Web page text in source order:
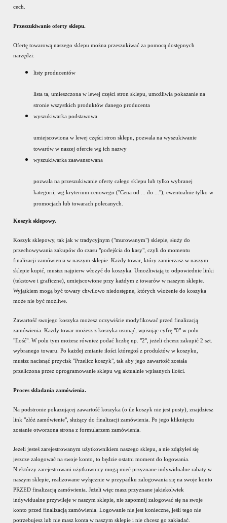
cech.
Przeszukiwanie oferty sklepu.
Ofertę towarową naszego sklepu można przeszukiwać za pomocą dostępnych
narzędzi:
listy producentów
lista ta, umieszczona w lewej części stron sklepu, umożliwia pokazanie na
stronie wszystkich produktów danego producenta
wyszukiwarka podstawowa
umiejscowiona w lewej części stron sklepu, pozwala na wyszukiwanie
towarów w naszej ofercie wg ich nazwy
wyszukiwarka zaawansowana
pozwala na przeszukiwanie oferty całego sklepu lub tylko wybranej
kategorii, wg kryterium cenowego ("Cena od ... do ..."), ewentualnie tylko w
promocjach lub towarach polecanych.
Koszyk sklepowy.
Koszyk sklepowy, tak jak w tradycyjnym ("murowanym") sklepie, służy do
przechowywania zakupów do czasu "podejścia do kasy", czyli do momentu
finalizacji zamówienia w naszym sklepie. Każdy towar, który zamierzasz w naszym
sklepie kupić, musisz najpierw włożyć do koszyka. Umożliwiają to odpowiednie linki
(tekstowe i graficzne), umiejscowione przy każdym z towarów w naszym sklepie.
Wyjątkiem mogą być towary chwilowo niedostępne, których włożenie do koszyka
może nie być możliwe.
Zawartość swojego koszyka możesz oczywiście modyfikować przed finalizacją
zamówienia. Każdy towar możesz z koszyka usunąć, wpisując cyfrę "0" w polu
"Ilość". W polu tym możesz również podać liczbę np. "2", jeżeli chcesz zakupić 2 szt.
wybranego towaru. Po każdej zmianie ilości któregoś z produktów w koszyku,
musisz nacisnąć przycisk "Przelicz koszyk", tak aby jego zawartość została
przeliczona przez oprogramowanie sklepu wg aktualnie wpisanych ilości.
Proces składania zamówienia.
Na podstronie pokazującej zawartość koszyka (o ile koszyk nie jest pusty), znajdziesz
link "złóż zamówienie", służący do finalizacji zamówienia. Po jego kliknięciu
zostanie otworzona strona z formularzem zamówienia.
Jeżeli jesteś zarejestrowanym użytkownikiem naszego sklepu, a nie zdążyłeś się
jeszcze zalogować na swoje konto, to będzie ostatni moment do logowania.
Niektórzy zarejestrowani użytkownicy mogą mieć przyznane indywidualne rabaty w
naszym sklepie, realizowane wyłącznie w przypadku zalogowania się na swoje konto
PRZED finalizacją zamówienia. Jeżeli więc masz przyznane jakiekolwiek
indywidualne przywileje w naszym sklepie, nie zapomnij zalogować się na swoje
konto przed finalizacją zamówienia. Logowanie nie jest konieczne, jeśli tego nie
potrzebujesz lub nie masz konta w naszym sklepie i nie chcesz go zakładać.